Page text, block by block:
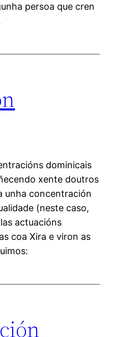
persoa que cren
dominicais
xente doutros
unha concentración
(neste caso,
actuacións
coa Xira e viron as